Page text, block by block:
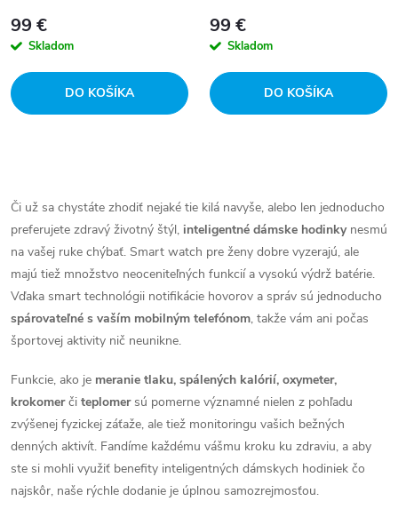
p
r
o
u
k
t
o
v
p
r
o
u
k
t
o
v
99 €
Skladom
DO KOŠÍKA
99 €
Skladom
DO KOŠÍKA
v
l
á
d
a
c
i
e
p
Či už sa chystáte zhodiť nejaké tie kilá navyše, alebo len jednoducho
preferujete zdravý životný štýl, inteligentné dámske hodinkynesmú
na vašej ruke chýbať. Smart watch pre ženy dobre vyzerajú, ale
majú tiež množstvo neoceniteľných funkcií a vysokú výdrž batérie.
Vďaka smart technológii notifikácie hovorov a správ sú jednoducho
spárovateľné s vaším mobilným telefónom, takže vám ani počas
športovej aktivity nič neunikne.
Funkcie, ako je meranie tlaku, spálených kalórií, oxymeter,
krokomerči teplomersú pomerne významné nielen z pohľadu
zvýšenej fyzickej záťaže, ale tiež monitoringu vašich bežných
denných aktivít. Fandíme každému vášmu kroku ku zdraviu, a aby
ste si mohli využiť benefity inteligentných dámskych hodiniek čo
najskôr, naše rýchle dodanie je úplnou samozrejmosťou.